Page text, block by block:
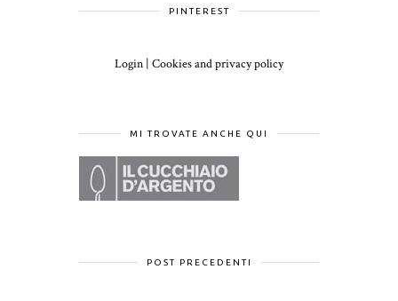
PINTEREST
Login | Cookies and privacy policy
MI TROVATE ANCHE QUI
POST PRECEDENTI